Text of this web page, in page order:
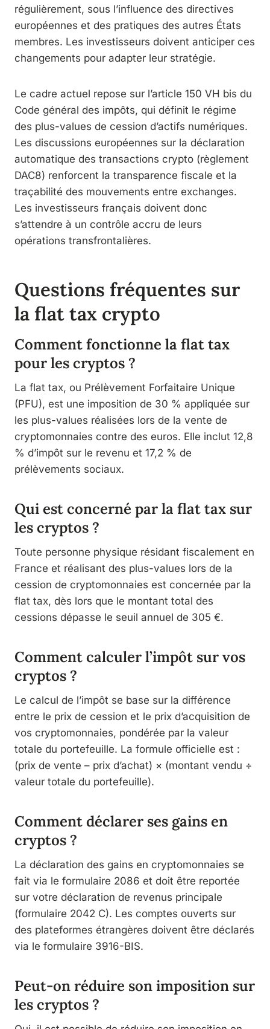
régulièrement, sous l’influence des directives
européennes et des pratiques des autres États
membres. Les investisseurs doivent anticiper ces
changements pour adapter leur stratégie.
Le cadre actuel repose sur l’article 150 VH bis du
Code général des impôts, qui définit le régime
des plus-values de cession d’actifs numériques.
Les discussions européennes sur la déclaration
automatique des transactions crypto (règlement
DAC8) renforcent la transparence fiscale et la
traçabilité des mouvements entre exchanges.
Les investisseurs français doivent donc
s’attendre à un contrôle accru de leurs
opérations transfrontalières.
Questions fréquentes sur
la flat tax crypto
Comment fonctionne la flat tax
pour les cryptos ?
La flat tax, ou Prélèvement Forfaitaire Unique
(PFU), est une imposition de 30 % appliquée sur
les plus-values réalisées lors de la vente de
cryptomonnaies contre des euros. Elle inclut 12,8
% d’impôt sur le revenu et 17,2 % de
prélèvements sociaux.
Qui est concerné par la flat tax sur
les cryptos ?
Toute personne physique résidant fiscalement en
France et réalisant des plus-values lors de la
cession de cryptomonnaies est concernée par la
flat tax, dès lors que le montant total des
cessions dépasse le seuil annuel de 305 €.
Comment calculer l’impôt sur vos
cryptos ?
Le calcul de l’impôt se base sur la différence
entre le prix de cession et le prix d’acquisition de
vos cryptomonnaies, pondérée par la valeur
totale du portefeuille. La formule officielle est :
(prix de vente – prix d’achat) × (montant vendu ÷
valeur totale du portefeuille).
Comment déclarer ses gains en
cryptos ?
La déclaration des gains en cryptomonnaies se
fait via le formulaire 2086 et doit être reportée
sur votre déclaration de revenus principale
(formulaire 2042 C). Les comptes ouverts sur
des plateformes étrangères doivent être déclarés
via le formulaire 3916-BIS.
Peut-on réduire son imposition sur
les cryptos ?